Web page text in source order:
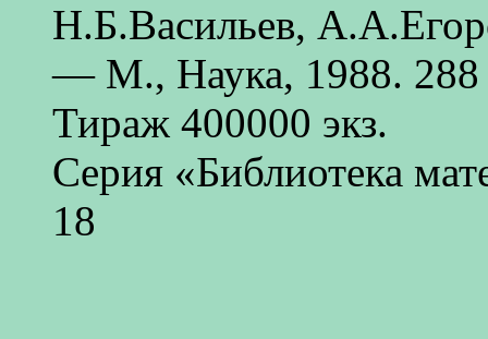
Н.Б.Васильев,
— М., Наука, 1988.
Тираж 400000 экз.
Серия «Библиотека
18